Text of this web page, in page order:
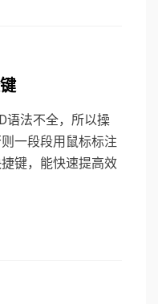
语法不全，所以操
一段段用鼠标标注
键，能快速提高效